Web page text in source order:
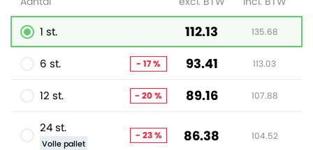
1 st. 112.13 135.68
6 st. - 17 % 93.41 113.03
12 st. - 20 % 89.16 107.88
24 st.
Volle pallet
- 23 % 86.38 104.52